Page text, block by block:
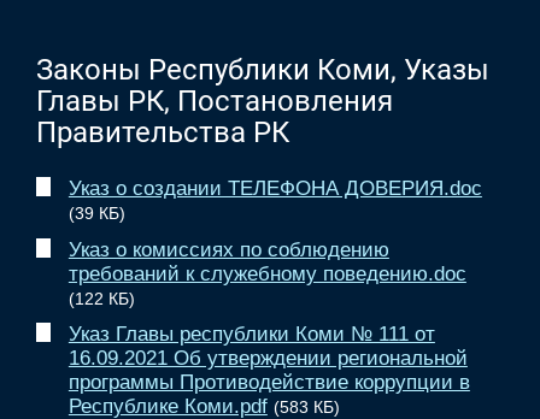
Законы Республики Коми, Указы
Главы РК, Постановления
Правительства РК
Указ о создании ТЕЛЕФОНА ДОВЕРИЯ.doc
(39 КБ)
Указ о комиссиях по соблюдению
требований к служебному поведению.doc
(122 КБ)
Указ Главы республики Коми № 111 от
16.09.2021 Об утверждении региональной
программы Противодействие коррупции в
Республике Коми.pdf (583 КБ)